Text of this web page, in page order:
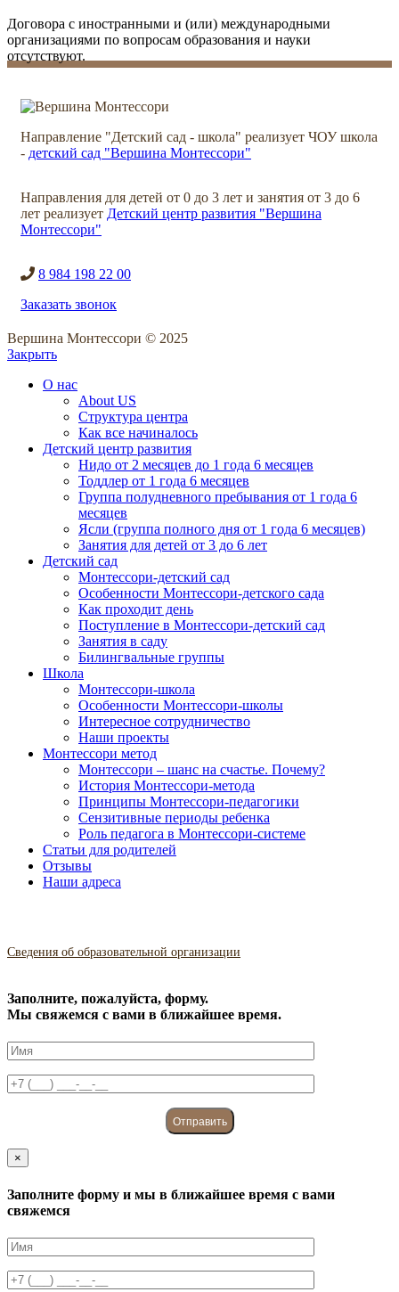
Договора с иностранными и (или) международными
организациями по вопросам образования и науки
отсутствуют.
Направление "Детский сад - школа" реализует ЧОУ школа
- детский сад "Вершина Монтессори"
Направления для детей от 0 до 3 лет и занятия от 3 до 6
лет реализует Детский центр развития "Вершина
Монтессори"
8 984 198 22 00
Заказать звонок
Вершина Монтессори © 2025
Закрыть
О нас
About US
Структура центра
Как все начиналось
Детский центр развития
Нидо от 2 месяцев до 1 года 6 месяцев
Тоддлер от 1 года 6 месяцев
Группа полудневного пребывания от 1 года 6
месяцев
Ясли (группа полного дня от 1 года 6 месяцев)
Занятия для детей от 3 до 6 лет
Детский сад
Монтессори-детский сад
Особенности Монтессори-детского сада
Как проходит день
Поступление в Монтессори-детский сад
Занятия в саду
Билингвальные группы
Школа
Монтессори-школа
Особенности Монтессори-школы
Интересное сотрудничество
Наши проекты
Монтессори метод
Монтессори – шанс на счастье. Почему?
История Монтессори-метода
Принципы Монтессори-педагогики
Сензитивные периоды ребенка
Роль педагога в Монтессори-системе
Статьи для родителей
Отзывы
Наши адреса
Сведения об образовательной организации
Заполните, пожалуйста, форму.
Мы свяжемся с вами в ближайшее время.
×
Заполните форму и мы в ближайшее время с вами
свяжемся